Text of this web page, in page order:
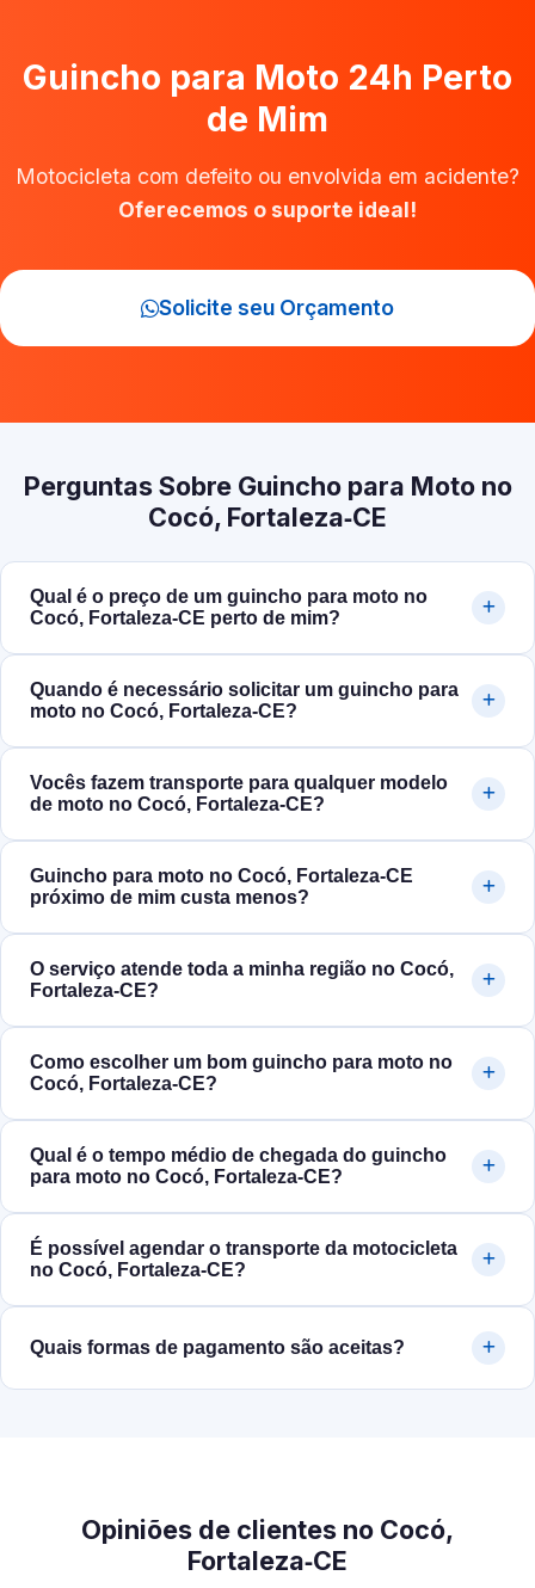
Guincho para Moto 24h Perto
de Mim
Motocicleta com defeito ou envolvida em acidente?
Oferecemos o suporte ideal!
Solicite seu Orçamento
Perguntas Sobre Guincho para Moto no
Cocó, Fortaleza‑CE
Qual é o preço de um guincho para moto no
Cocó, Fortaleza‑CE perto de mim?
Quando é necessário solicitar um guincho para
moto no Cocó, Fortaleza‑CE?
Vocês fazem transporte para qualquer modelo
de moto no Cocó, Fortaleza‑CE?
Guincho para moto no Cocó, Fortaleza‑CE
próximo de mim custa menos?
O serviço atende toda a minha região no Cocó,
Fortaleza‑CE?
Como escolher um bom guincho para moto no
Cocó, Fortaleza‑CE?
Qual é o tempo médio de chegada do guincho
para moto no Cocó, Fortaleza‑CE?
É possível agendar o transporte da motocicleta
no Cocó, Fortaleza‑CE?
Quais formas de pagamento são aceitas?
Opiniões de clientes no Cocó,
Fortaleza‑CE